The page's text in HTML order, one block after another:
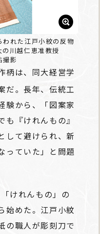
れた江戸小紋の反物
川越仁恵准教授
撮影
柄は、同大経営学
だ。長年、伝統工
験から、「図案家
『けれんもの』
して避けられ、新
っていた」と問題
けれんもの」の
始めた。江戸小紋
の職人が彫刻刀で